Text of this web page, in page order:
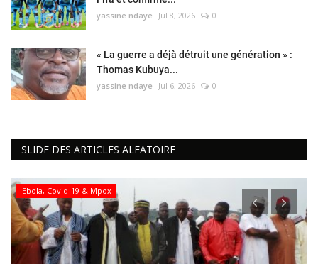
yassine ndaye Jul 8, 2026 0
« La guerre a déjà détruit une génération » :
Thomas Kubuya...
yassine ndaye Jul 6, 2026 0
SLIDE DES ARTICLES ALEATOIRE
Ebola, Covid-19 & Mpox